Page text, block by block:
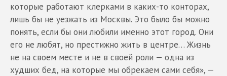
которые работают клерками в каких-то конторах,
лишь бы не уезжать из Москвы. Это было бы можно
понять, если бы они любили именно этот город. Они
его не любят, но престижно жить в центре… Жизнь
не на своем месте и не в своей роли — одна из
худших бед, на которые мы обрекаем сами себя», —